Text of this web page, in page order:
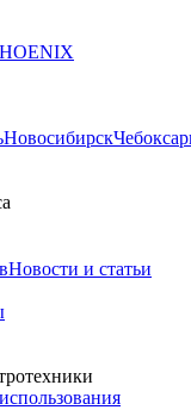
Новосибирск
Новости и статьи